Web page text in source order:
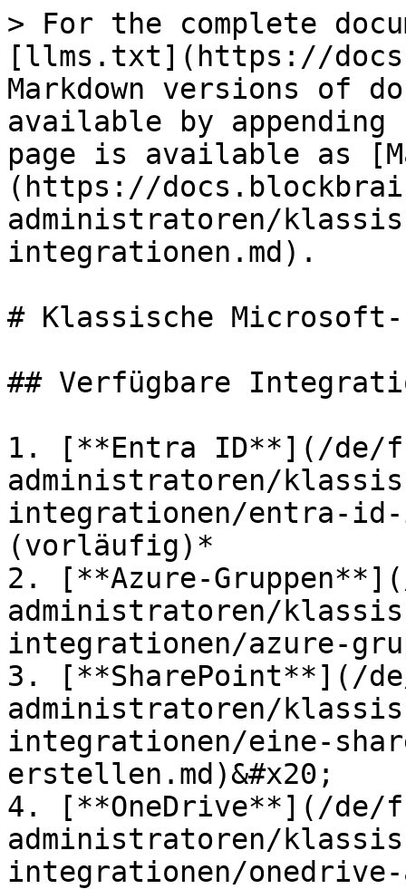
> For the complete
[llms.txt](https://
Markdown versions of
available by
page is available as
(https://
administratoren/
integrationen.md).
# Klassische
## Verfügbare
1. [**Entra ID**](/de/
administratoren/
integrationen/entra-
(vorläufig)*
2. [**Azure-
administratoren/
integrationen/azure-
3. [**SharePoint**](/
administratoren/
integrationen/eine-
erstellen.md)&#x20;
4. [**OneDrive**](/de/
administratoren/
integrationen/onedrive-